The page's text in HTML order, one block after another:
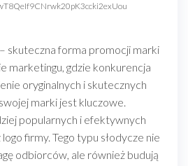
skuteczna forma promocji marki
marketingu, gdzie konkurencja
oryginalnych i skutecznych
marki jest kluczowe.
popularnych i efektywnych
firmy. Tego typu słodycze nie
odbiorców, ale również budują